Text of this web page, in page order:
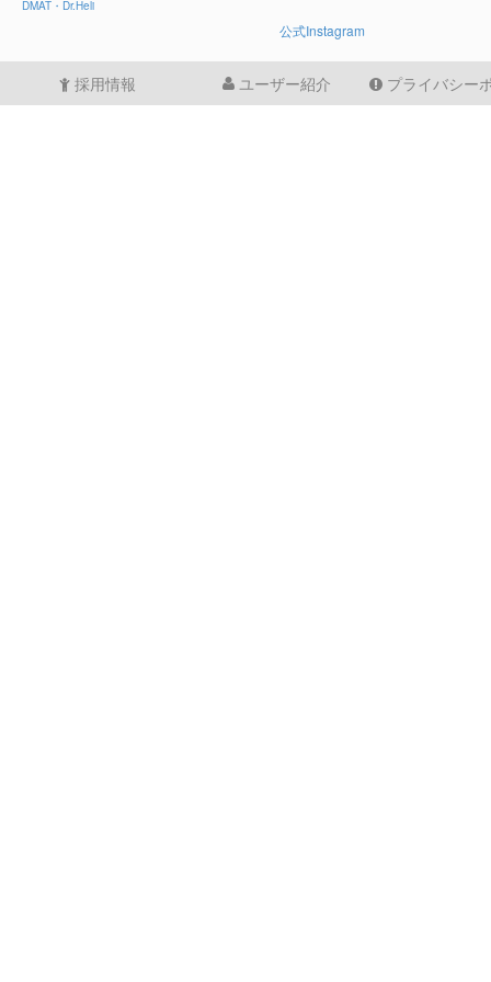
DMAT・Dr.Heli
公式Instagram
採用情報 ユーザー紹介 プライバシー